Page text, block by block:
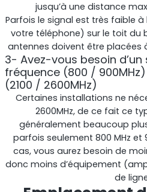
Amélioration du signal
jusqu’à une distance
Parfois le signal est très faible
votre téléphone) sur le toit du
antennes doivent être placées
3- Avez-vous besoin
fréquence (800 /
(2100 / 2600MHz)
Certaines installations ne
2600MHz, de ce fait ce
généralement beaucoup
parfois seulement 800 MHz et
cas, vous aurez besoin de
donc moins d’équipement
de